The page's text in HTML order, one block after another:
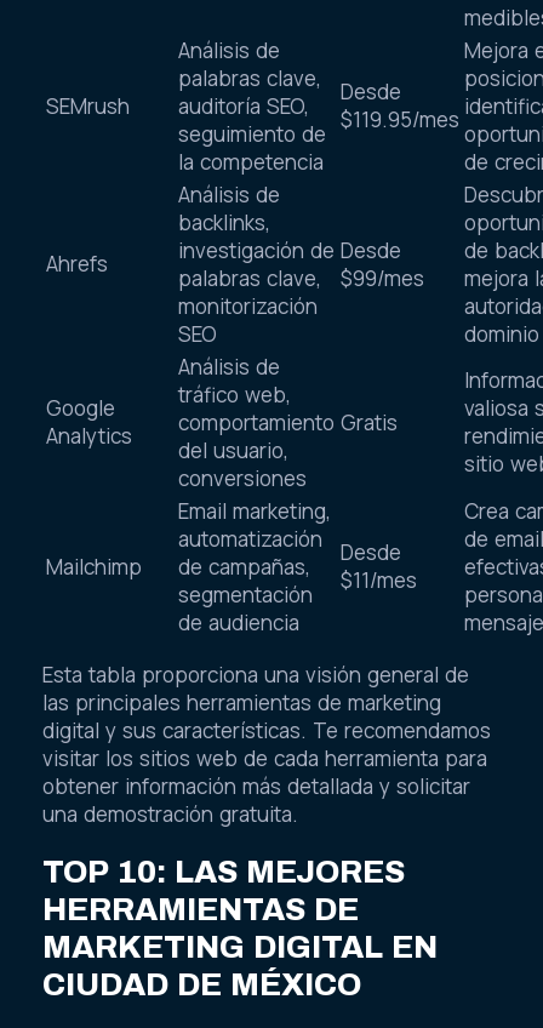
SEMrush
Análisis de
palabras clave,
auditoría SEO,
seguimiento de
la competencia
Desde
$119.95/mes
Mejora
de
Ahrefs
Análisis de
backlinks,
investigación de
palabras clave,
monitorización
SEO
Desde
$99/mes
de
mejora
dominio
Google
Analytics
Análisis de
tráfico web,
comportamiento
del usuario,
conversiones
Gratis
valiosa
sitio
Mailchimp
Email marketing,
automatización
de campañas,
segmentación
de audiencia
Desde
$11/mes
Crea
de email
Esta tabla proporciona una visión general de
las principales herramientas de marketing
digital y sus características. Te recomendamos
visitar los sitios web de cada herramienta para
obtener información más detallada y solicitar
una demostración gratuita.
TOP 10: LAS MEJORES
HERRAMIENTAS DE
MARKETING DIGITAL EN
CIUDAD DE MÉXICO